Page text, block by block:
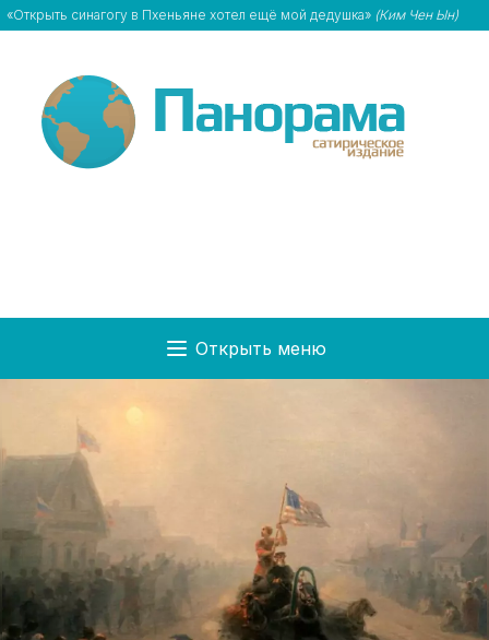
«Открыть синагогу в Пхеньяне хотел ещё мой дедушка» (Ким Чен Ын)
Открыть меню